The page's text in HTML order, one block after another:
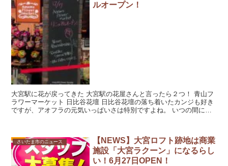
ルオープン！
大宮駅に花が戻ってきた 大宮駅の花屋さんと言ったら２つ！ 青山フ
ラワーマーケット 日比谷花壇 日比谷花壇の落ち着いたカンジも好き
ですが、アオフラの元気いっぱいさは特別ですよね。 いつの間にか
さいたま市のニュース
【NEWS】大宮ロフト跡地は商業
施設「大宮ラクーン」になるらし
い！6月27日OPEN！